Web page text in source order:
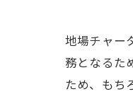
地場チャー
務となるた
ため、もち